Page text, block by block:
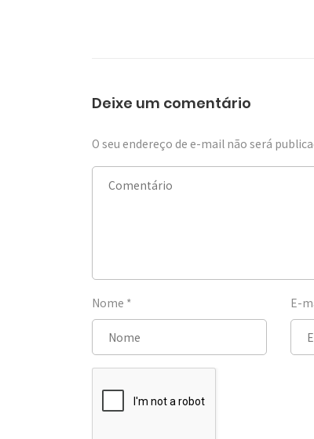
Deixe um comentário
O seu endereço de e-mail não será
Nome * E-